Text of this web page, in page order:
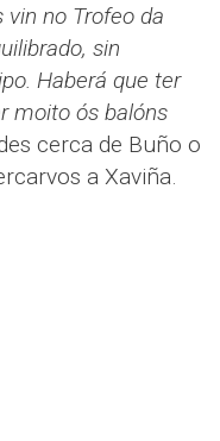
vin no Trofeo da
sin
Haberá que ter
moito ós balóns
cerca de Buño o
a Xaviña.